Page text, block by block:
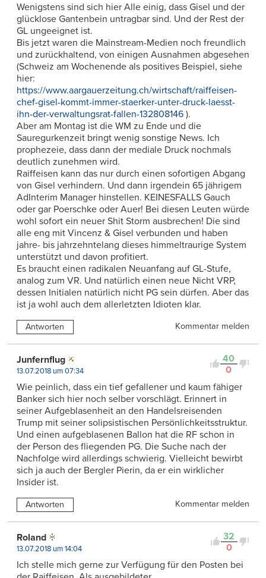
Wenigstens sind sich hier Alle einig, dass Gisel und der
glücklose Gantenbein untragbar sind. Und der Rest der
GL ungeeignet ist.
Bis jetzt waren die Mainstream-Medien noch freundlich
und zurückhaltend, von einigen Ausnahmen abgesehen
(Schweiz am Wochenende als positives Beispiel, siehe
hier:
https://www.aargauerzeitung.ch/wirtschaft/raiffeisen-
chef-gisel-kommt-immer-staerker-unter-druck-laesst-
ihn-der-verwaltungsrat-fallen-132808146 ).
Aber am Montag ist die WM zu Ende und die
Sauregurkenzeit bringt wenig sonstige News. Ich
prophezeie, dass dann der mediale Druck nochmals
deutlich zunehmen wird.
Raiffeisen kann das nur durch einen sofortigen Abgang
von Gisel verhindern. Und dann irgendein 65 jährigem
AdInterim Manager hinstellen. KEINESFALLS Gauch
oder gar Poerschke oder Auer! Bei diesen Leuten würde
wohl sofort ein neuer Shit Storm ausbrechen! Die sind
alle eng mit Vincenz & Gisel verbunden und haben
jahre- bis jahrzehntelang dieses himmeltraurige System
unterstützt und davon profitiert.
Es braucht einen radikalen Neuanfang auf GL-Stufe,
analog zum VR. Und natürlich einen neue Nicht VRP,
dessen Initialen natürlich nicht PG sein dürfen. Aber das
ist ja wohl auch dem allerletzten Idioten klar.
Antworten Kommentar melden
40
0
Junfernflug
13.07.2018 um 07:34
Wie peinlich, dass ein tief gefallener und kaum fähiger
Banker sich hier noch selber vorschlägt. Erinnert in
seiner Aufgeblasenheit an den Handelsreisenden
Trump mit seiner solipsistischen Persönlichkeitsstruktur.
Und einen aufgeblasenen Ballon hat die RF schon in
der Person des fliegenden PG. Die Suche nach der
Nachfolge wird allerdings schwierig. Vielleicht bewirbt
sich ja auch der Bergler Pierin, da er ein wirklicher
Insider ist.
Antworten Kommentar melden
32
0
Roland
13.07.2018 um 14:04
Ich stelle mich gerne zur Verfügung für den Posten bei